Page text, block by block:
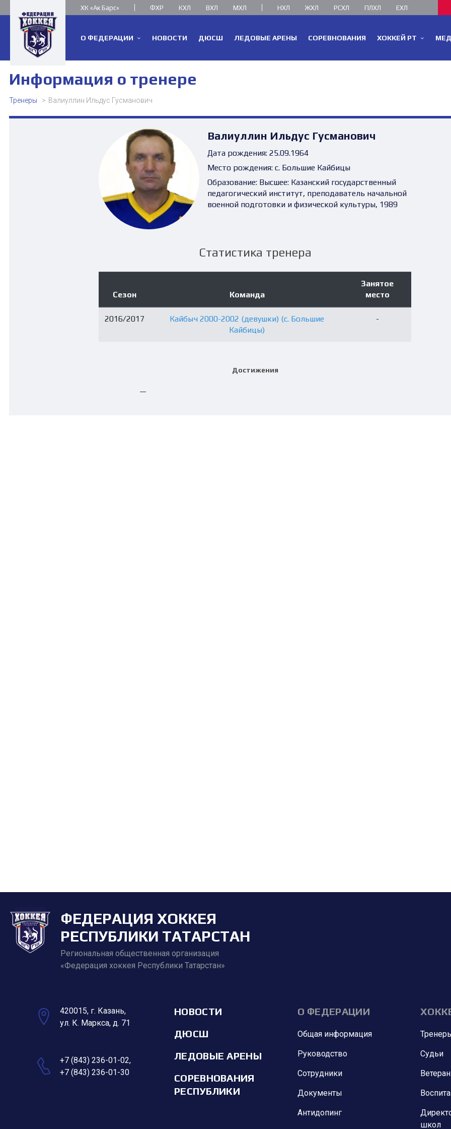
ХК «Ак Барс» ФХР КХЛ ВХЛ МХЛ НХЛ ЖХЛ РСХЛ ПЛХЛ ЕХЛ
О ФЕДЕРАЦИИ НОВОСТИ ДЮСШ ЛЕДОВЫЕ АРЕНЫ СОРЕВНОВАНИЯ ХОККЕЙ РТ
Информация о тренере
Тренеры Валиуллин Ильдус Гусманович
Валиуллин Ильдус Гусманович
Дата рождения:25.09.1964
Место рождения:с. Большие Кайбицы
Образование:Высшее: Казанский государственный
педагогический институт, преподаватель начальной
военной подготовки и физической культуры, 1989
Статистика тренера
Сезон Команда
Занятое
место
2016/2017
Кайбыч 2000-2002 (девушки) (с. Большие
Кайбицы)
-
Достижения
—
ФЕДЕРАЦИЯ ХОККЕЯ
РЕСПУБЛИКИ ТАТАРСТАН
Региональная общественная организация
«Федерация хоккея Республики Татарстан»
420015, г. Казань,
ул. К. Маркса, д. 71
+7 (843) 236-01-02,
+7 (843) 236-01-30
НОВОСТИ
ДЮСШ
ЛЕДОВЫЕ АРЕНЫ
СОРЕВНОВАНИЯ
РЕСПУБЛИКИ
О ФЕДЕРАЦИИ
Общая информация
Руководство
Сотрудники
Документы
Антидопинг
Судьи
школ